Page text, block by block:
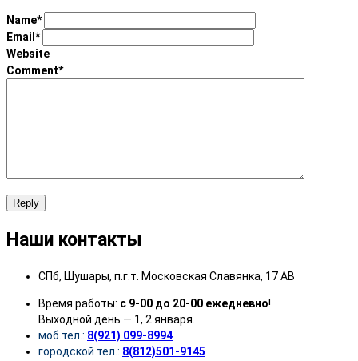
Name*
Email *
Website
Comment*
Reply
Наши контакты
СПб, Шушары, п.г.т. Московская Славянка, 17 АВ
Время работы: с 9-00 до 20-00 ежедневно!
Выходной день — 1, 2 января.
моб.тел.: 8(921) 099-8994
городской тел.: 8(812)501-9145